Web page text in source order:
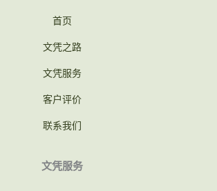
首页
文凭之路
文凭服务
客户评价
联系我们
文凭服务